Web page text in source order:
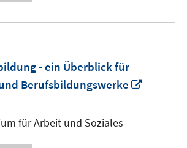
- ein Überblick für
Berufsbildungswerke
für Arbeit und Soziales